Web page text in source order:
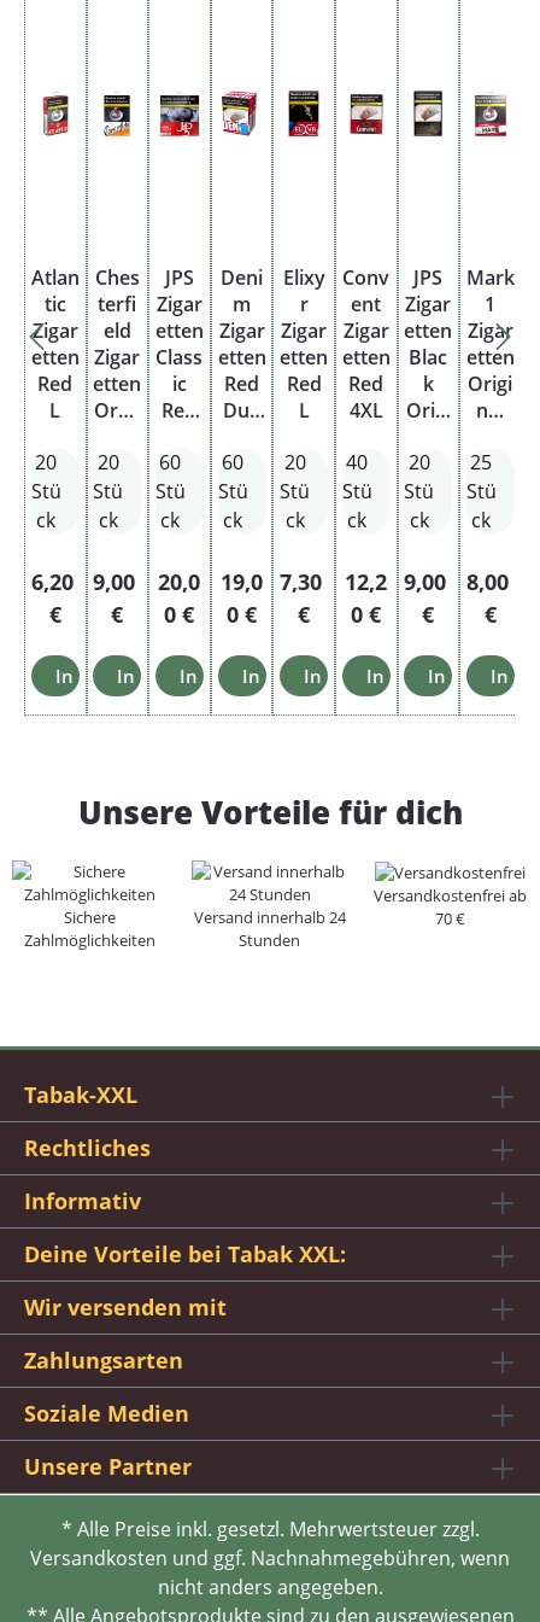
Atlan
tic
Zigar
etten
Red
L
20
Stü
ck
Regulärer Preis:
6,20
€
In den Warenkorb
Ches
terfi
eld
Zigar
etten
Oran
Origi
nal
Pack
20
Stü
ck
Regulärer Preis:
9,00
€
In den Warenkorb
JPS
Zigar
etten
Class
ic
Red
60
Stü
ck
Regulärer Preis:
20,0
0 €
In den Warenkorb
Deni
m
Zigar
etten
Red
Duo
5XL
60
Stü
ck
Regulärer Preis:
19,0
0 €
In den Warenkorb
Elixy
r
Zigar
etten
Red
L
20
Stü
ck
Regulärer Preis:
7,30
€
In den Warenkorb
Conv
ent
Zigar
etten
Red
4XL
40
Stü
ck
Regulärer Preis:
12,2
0 €
In den Warenkorb
JPS
Zigar
etten
Blac
k
Origi
Pack
20
Stü
ck
Regulärer
9,00
€
In den
Mark
1
Zigar
etten
Origi
nal
XL
25
Stü
ck
8,00
€
In
Unsere Vorteile für dich
Sichere
Zahlmöglichkeiten
Versand innerhalb 24
Stunden
Versandkostenfrei ab
70 €
Tabak-XXL
Rechtliches
Informativ
Deine Vorteile bei Tabak XXL:
Wir versenden mit
Zahlungsarten
Soziale Medien
Unsere Partner
* Alle Preise inkl. gesetzl. Mehrwertsteuer zzgl.
Versandkosten und ggf. Nachnahmegebühren, wenn
nicht anders angegeben.
** Alle Angebotsprodukte sind zu den ausgewiesenen